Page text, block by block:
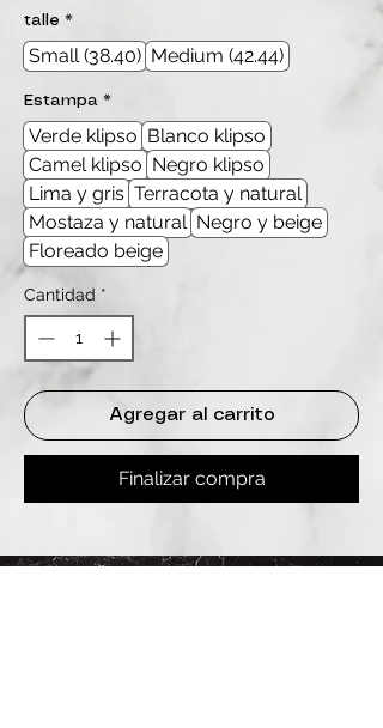
talle *
Small (38.40) Medium (42.44)
Estampa *
Verde klipso Blanco klipso
Camel klipso Negro klipso
Lima y gris Terracota y natural
Mostaza y natural Negro y beige
Floreado beige
Cantidad *
Agregar al carrito
Finalizar compra